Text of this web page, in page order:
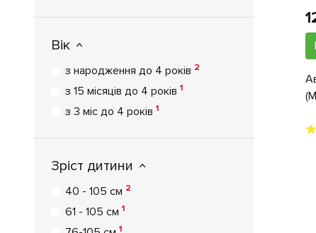
Вік
з народження до 4 років 2
з 15 місяців до 4 років1
з 3 міс до 4 років1
Зріст дитини
40 - 105 см 2
61 - 105 см1
1